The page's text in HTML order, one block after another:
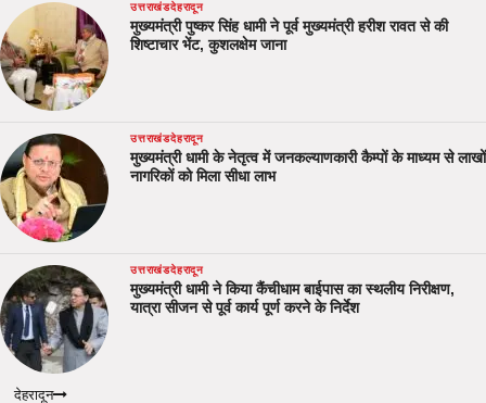
उत्तराखंडदेहरादून
मुख्यमंत्री पुष्कर सिंह धामी ने पूर्व मुख्यमंत्री हरीश रावत से की
शिष्टाचार भेंट, कुशलक्षेम जाना
उत्तराखंडदेहरादून
मुख्यमंत्री धामी के नेतृत्व में जनकल्याणकारी कैम्पों के माध्यम से लाखों
नागरिकों को मिला सीधा लाभ
उत्तराखंडदेहरादून
मुख्यमंत्री धामी ने किया कैंचीधाम बाईपास का स्थलीय निरीक्षण,
यात्रा सीजन से पूर्व कार्य पूर्ण करने के निर्देश
देहरादून